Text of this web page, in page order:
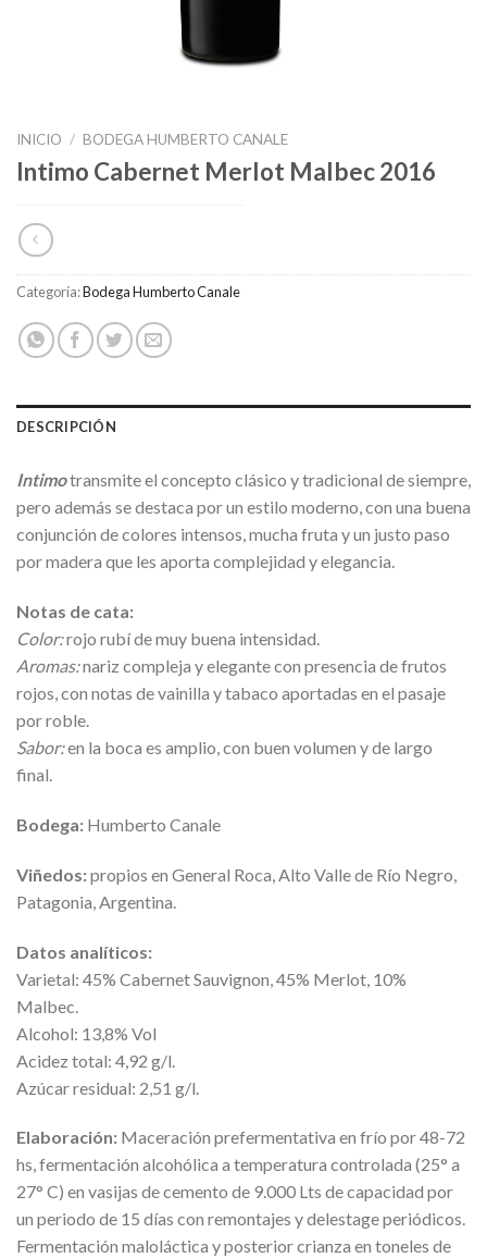
INICIO / BODEGA HUMBERTO CANALE
Intimo Cabernet Merlot Malbec 2016
Categoría:Bodega Humberto Canale
DESCRIPCIÓN
Intimotransmite el concepto clásico y tradicional de siempre,
pero además se destaca por un estilo moderno, con una buena
conjunción de colores intensos, mucha fruta y un justo paso
por madera que les aporta complejidad y elegancia.
Notas de cata:
Color:rojo rubí de muy buena intensidad.
Aromas:nariz compleja y elegante con presencia de frutos
rojos, con notas de vainilla y tabaco aportadas en el pasaje
por roble.
Sabor:en la boca es amplio, con buen volumen y de largo
final.
Bodega: Humberto Canale
Viñedos:propios en General Roca, Alto Valle de Río Negro,
Patagonia, Argentina.
Datos analíticos:
Varietal: 45% Cabernet Sauvignon, 45% Merlot, 10%
Malbec.
Alcohol: 13,8% Vol
Acidez total: 4,92 g/l.
Azúcar residual: 2,51 g/l.
Elaboración: Maceración prefermentativa en frío por 48-72
hs, fermentación alcohólica a temperatura controlada (25° a
27° C) en vasijas de cemento de 9.000 Lts de capacidad por
un periodo de 15 días con remontajes y delestage periódicos.
Fermentación maloláctica y posterior crianza en toneles de